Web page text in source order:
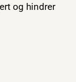
og hindrer